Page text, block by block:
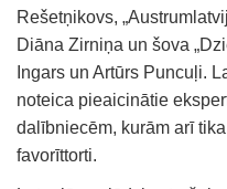
Rešetņikovs,
Diāna Zirniņa un šova
Ingars un Artūrs Puncuļi.
noteica pieaicinātie
dalībniecēm, kurām arī
favorīttorti.